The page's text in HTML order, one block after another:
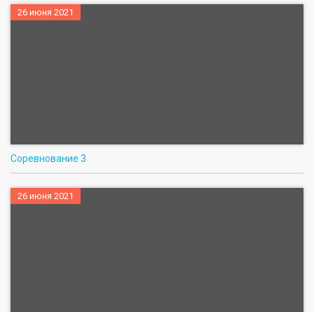
26 июня 2021
Соревнование 3
26 июня 2021